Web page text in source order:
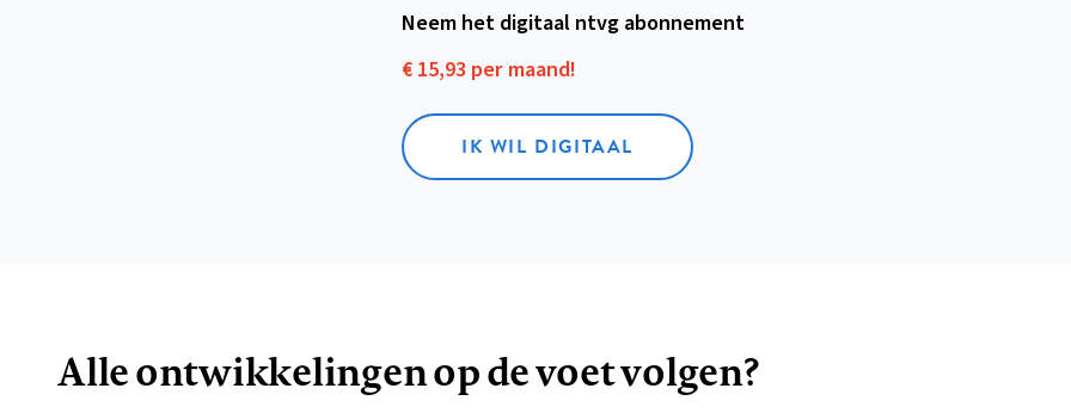
Neem het digitaal ntvg abonnement
€ 15,93 per maand!
IK WIL DIGITAAL
Alle ontwikkelingen op de voet volgen?